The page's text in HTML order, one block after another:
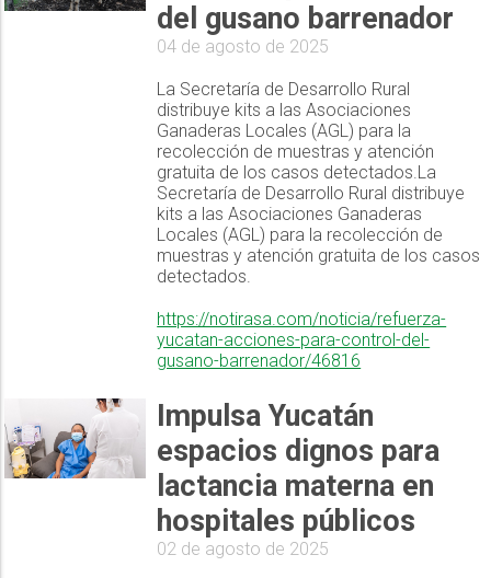
del gusano barrenador
04 de agosto de 2025
La Secretaría de Desarrollo Rural
distribuye kits a las Asociaciones
Ganaderas Locales (AGL) para la
recolección de muestras y atención
gratuita de los casos detectados.La
Secretaría de Desarrollo Rural distribuye
kits a las Asociaciones Ganaderas
Locales (AGL) para la recolección de
muestras y atención gratuita de los casos
detectados.
https://notirasa.com/noticia/refuerza-
yucatan-acciones-para-control-del-
gusano-barrenador/46816
Impulsa Yucatán
espacios dignos para
lactancia materna en
hospitales públicos
02 de agosto de 2025